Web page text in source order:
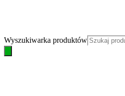
Wyszukiwarka produktów